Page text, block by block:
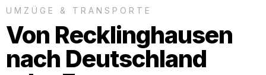
UMZÜGE & TRANSPORTE
Von Recklinghausen
nach Deutschland